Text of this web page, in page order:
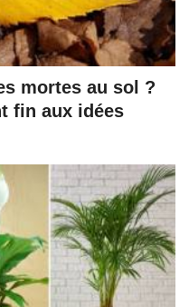
mortes au sol ?
fin aux idées